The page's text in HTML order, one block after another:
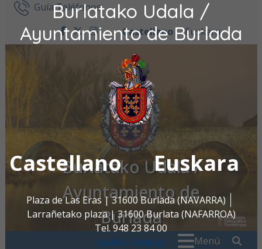
Burlatako Udala /
Ayuntamiento de Burlada
Castellano Euskara
Plaza de Las Eras | 31600 Burlada (NAVARRA)
Larrañetako plaza | 31600 Burlata (NAFARROA)
Tel. 948 23 84 00
oac@burlada.es
Ir al contenidoGuía Teléfonos
facebook
twitter
instagram
Castellano Euskara
Burlatako Udala /
Ayuntamiento de
Burlada
Menú